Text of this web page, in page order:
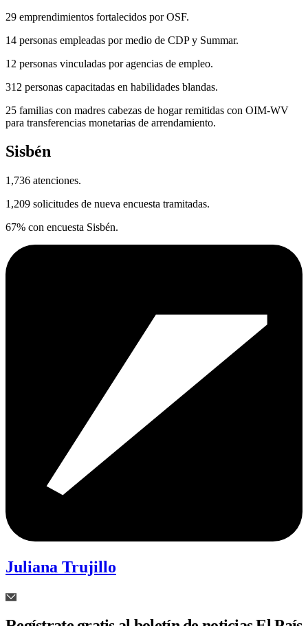
29 emprendimientos fortalecidos por OSF.
14 personas empleadas por medio de CDP y Summar.
12 personas vinculadas por agencias de empleo.
312 personas capacitadas en habilidades blandas.
25 familias con madres cabezas de hogar remitidas con OIM-WV
para transferencias monetarias de arrendamiento.
Sisbén
1,736 atenciones.
1,209 solicitudes de nueva encuesta tramitadas.
67% con encuesta Sisbén.
Juliana Trujillo